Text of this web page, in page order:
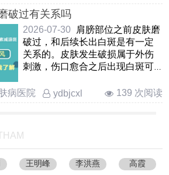
破过有关系吗
2026-07-30
肩膀部位之前皮肤磨
破过，和后续长出白斑是有一定
关系的。皮肤发生破损属于外伤
刺激，伤口愈合之后出现白斑可
肤病医院
ydbjcxl 139 次阅读
王明峰 李洪燕 高霞